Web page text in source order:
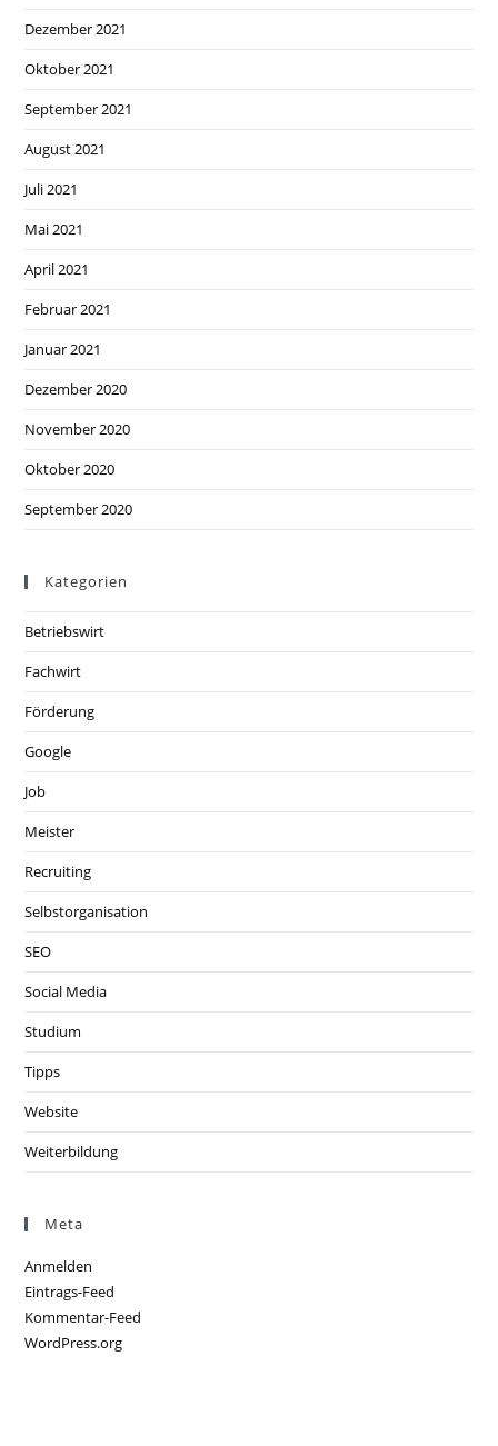
Dezember 2021
Oktober 2021
September 2021
August 2021
Juli 2021
Mai 2021
April 2021
Februar 2021
Januar 2021
Dezember 2020
November 2020
Oktober 2020
September 2020
Kategorien
Betriebswirt
Fachwirt
Förderung
Google
Job
Meister
Recruiting
Selbstorganisation
SEO
Social Media
Studium
Tipps
Website
Weiterbildung
Meta
Anmelden
Eintrags-Feed
Kommentar-Feed
WordPress.org